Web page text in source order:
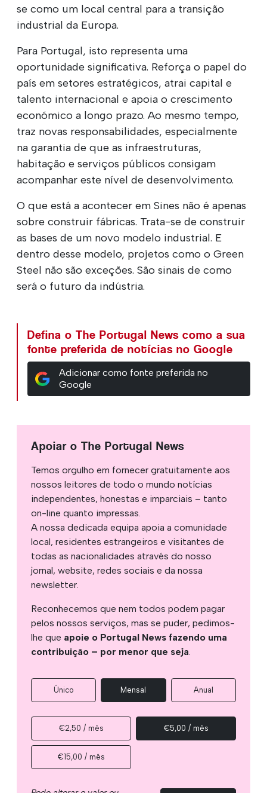
se como um local central para a transição
industrial da Europa.
Para Portugal, isto representa uma
oportunidade significativa. Reforça o papel do
país em setores estratégicos, atrai capital e
talento internacional e apoia o crescimento
económico a longo prazo. Ao mesmo tempo,
traz novas responsabilidades, especialmente
na garantia de que as infraestruturas,
habitação e serviços públicos consigam
acompanhar este nível de desenvolvimento.
O que está a acontecer em Sines não é apenas
sobre construir fábricas. Trata-se de construir
as bases de um novo modelo industrial. E
dentro desse modelo, projetos como o Green
Steel não são exceções. São sinais de como
será o futuro da indústria.
Defina o The Portugal News como a sua
fonte preferida de notícias no Google
Adicionar como fonte preferida no
Google
Apoiar o The Portugal News
Temos orgulho em fornecer gratuitamente aos
nossos leitores de todo o mundo notícias
independentes, honestas e imparciais – tanto
on-line quanto impressas.
A nossa dedicada equipa apoia a comunidade
local, residentes estrangeiros e visitantes de
todas as nacionalidades através do nosso
jornal, website, redes sociais e da nossa
newsletter.
Reconhecemos que nem todos podem pagar
pelos nossos serviços, mas se puder, pedimos-
lhe que apoie o Portugal News fazendo uma
contribuição – por menor que seja.
Único Mensal Anual
€2,50 / mês €5,00 / mês
€15,00 / mês